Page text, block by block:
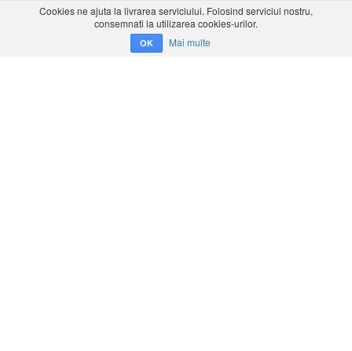
Cookies ne ajuta la livrarea serviciului. Folosind serviciul nostru,
consemnati la utilizarea cookies-urilor.
OK Mai multe